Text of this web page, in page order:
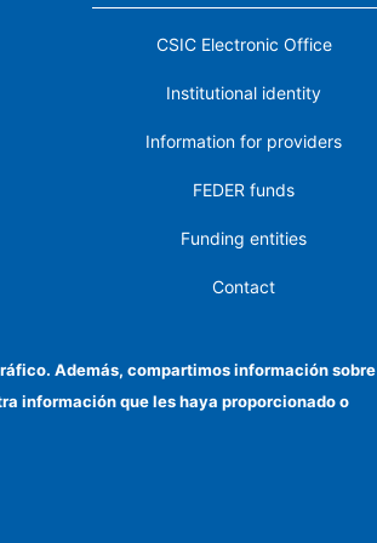
CSIC Electronic Office
Institutional identity
Information for providers
FEDER funds
Funding entities
Contact
Además, compartimos información sobre
información que les haya proporcionado o